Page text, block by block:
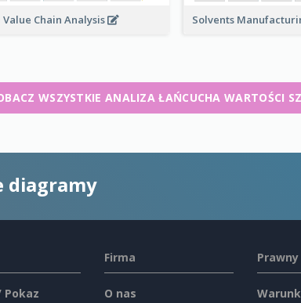
Value Chain Analysis Solvents
WSZYSTKIE ANALIZA ŁAŃCUCHA WARTOŚCI
diagramy
Pokaz
Firma
O nas
Prawny